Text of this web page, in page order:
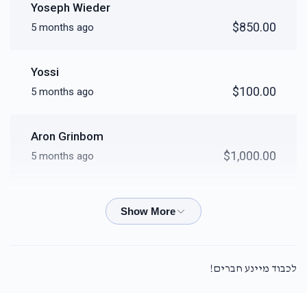
Mechul Yidel Wieder
Yoseph Wieder
5 months ago $850.00
Yossi
5 months ago $100.00
Aron Grinbom
5 months ago $1,000.00
Aron Grinbaum
לכבוד מיינע חברים!